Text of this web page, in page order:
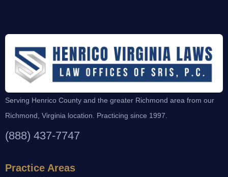
Serving Henrico County and the greater Richmond area from our
Richmond, Virginia location. Practicing since 1997.
(888) 437-7747
Practice Areas